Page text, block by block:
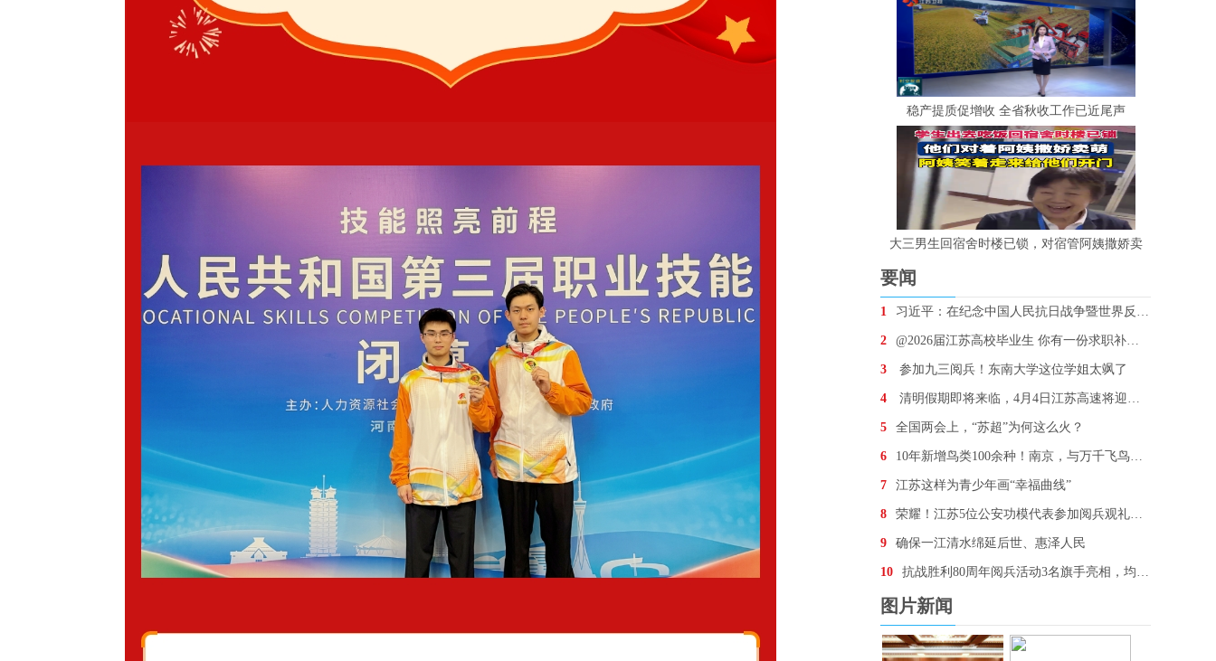
稳产提质促增收 全省秋收工作已近尾声
大三男生回宿舍时楼已锁，对宿管阿姨撒娇卖
要闻
1 习近平：在纪念中国人民抗日战争暨世界反法西斯战争胜
2 @2026届江苏高校毕业生 你有一份求职补贴待领取
3 参加九三阅兵！东南大学这位学姐太飒了
4 清明假期即将来临，4月4日江苏高速将迎车流最高峰
5 全国两会上，“苏超”为何这么火？
6 10年新增鸟类100余种！南京，与万千飞鸟为邻
7 江苏这样为青少年画“幸福曲线”
8 荣耀！江苏5位公安功模代表参加阅兵观礼，他们想说…
9 确保一江清水绵延后世、惠泽人民
10 抗战胜利80周年阅兵活动3名旗手亮相，均为“90后
图片新闻